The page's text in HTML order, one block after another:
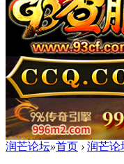
润芒论坛»首页 › 润芒论